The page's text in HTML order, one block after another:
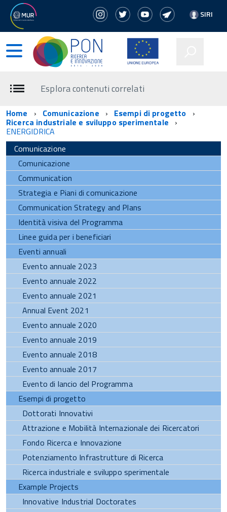
SIRI
Esplora contenuti correlati
Home Comunicazione Esempi di progetto
Ricerca industriale e sviluppo sperimentale
ENERGIDRICA
Comunicazione
Comunicazione
Communication
Strategia e Piani di comunicazione
Communication Strategy and Plans
Identità visiva del Programma
Linee guida per i beneficiari
Eventi annuali
Evento annuale 2023
Evento annuale 2022
Evento annuale 2021
Annual Event 2021
Evento annuale 2020
Evento annuale 2019
Evento annuale 2018
Evento annuale 2017
Evento di lancio del Programma
Esempi di progetto
Dottorati Innovativi
Attrazione e Mobilità Internazionale dei Ricercatori
Fondo Ricerca e Innovazione
Potenziamento Infrastrutture di Ricerca
Ricerca industriale e sviluppo sperimentale
Example Projects
Innovative Industrial Doctorates